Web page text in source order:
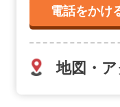
電話をかけ
地図・